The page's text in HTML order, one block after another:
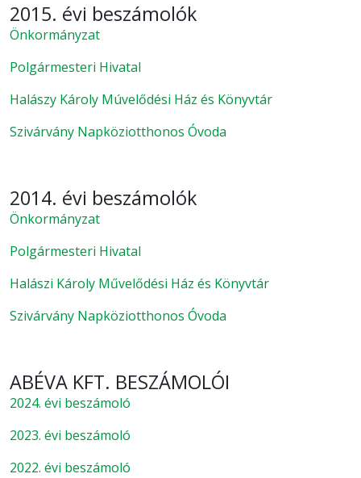
2015. évi beszámolók
Önkormányzat
Polgármesteri Hivatal
Halászy Károly Múvelődési Ház és Könyvtár
Szivárvány Napköziotthonos Óvoda
2014. évi beszámolók
Önkormányzat
Polgármesteri Hivatal
Halászi Károly Művelődési Ház és Könyvtár
Szivárvány Napköziotthonos Óvoda
ABÉVA KFT. BESZÁMOLÓI
2024. évi beszámoló
2023. évi beszámoló
2022. évi beszámoló